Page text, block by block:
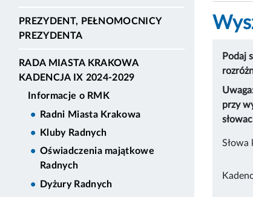
PREZYDENT, PEŁNOMOCNICY
PREZYDENTA
RADA MIASTA KRAKOWA
KADENCJA IX 2024-2029
Informacje o RMK
Radni Miasta Krakowa
Kluby Radnych
Oświadczenia majątkowe
Radnych
Dyżury Radnych
Podaj
przy
Słowa